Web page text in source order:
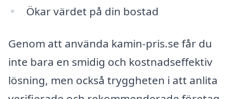
Ökar värdet på din bostad
Genom att använda kamin-pris.se får du
inte bara en smidig och kostnadseffektiv
lösning, men också tryggheten i att anlita